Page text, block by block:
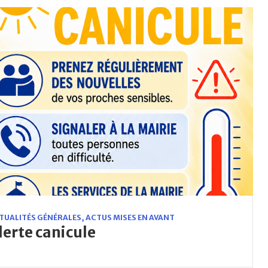
GÉNÉRALES, ACTUS MISES EN AVANT
canicule